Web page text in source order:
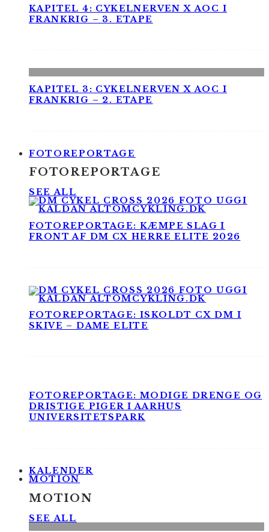
KAPITEL 4: CYKELNERVEN X AOC I
FRANKRIG – 3. ETAPE
KAPITEL 3: CYKELNERVEN X AOC I
FRANKRIG – 2. ETAPE
FOTOREPORTAGE
FOTOREPORTAGE
SEE ALL
FOTOREPORTAGE: KÆMPE SLAG I
FRONT AF DM CX HERRE ELITE 2026
FOTOREPORTAGE: ISKOLDT CX DM I
SKIVE – DAME ELITE
FOTOREPORTAGE: MODIGE DRENGE OG
DRISTIGE PIGER I AARHUS
UNIVERSITETSPARK
KALENDER
MOTION
MOTION
SEE ALL